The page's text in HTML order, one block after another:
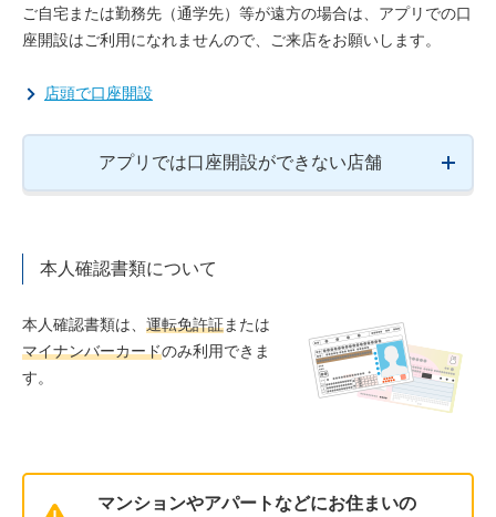
ご自宅または勤務先（通学先）等が遠方の場合は、アプリでの口
座開設はご利用になれませんので、ご来店をお願いします。
店頭で口座開設
アプリでは口座開設ができない店舗
本人確認書類について
本人確認書類は、 運転免許証または
マイナンバーカードのみ利用できま
す。
マンションやアパートなどにお住まいの